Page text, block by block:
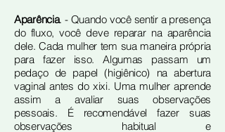
Aparência. - Quando você sentir a presença
do fluxo, você deve reparar na aparência
dele. Cada mulher tem sua maneira própria
para fazer isso. Algumas passam um
pedaço de papel (higiênico) na abertura
vaginal antes do xixi. Uma mulher aprende
assim a avaliar suas observações
pessoais. É recomendável fazer suas
observações habitual e